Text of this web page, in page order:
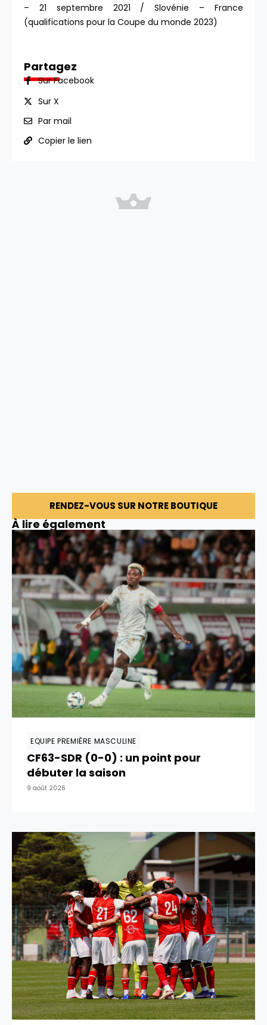
– 21 septembre 2021 / Slovénie – France
(qualifications pour la Coupe du monde 2023)
Partagez
Sur Facebook
Sur X
Par mail
Copier le lien
RENDEZ-VOUS SUR NOTRE BOUTIQUE
À lire également
EQUIPE PREMIÈRE MASCULINE
CF63-SDR (0-0) : un point pour
débuter la saison
9 août 2026